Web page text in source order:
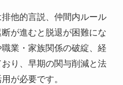
他的言説、仲間内ルール
が進むと脱退が困難にな
業・家族関係の破綻、経
り、早期の関与削減と法
が必要です。